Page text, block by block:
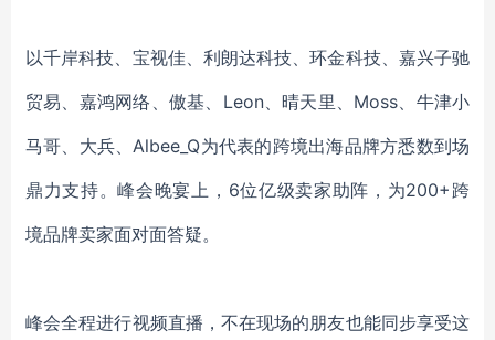
以千岸科技、宝视佳、利朗达科技、环金科技、嘉兴子驰
贸易、嘉鸿网络、傲基、Leon、晴天里、Moss、牛津小
马哥、大兵、Albee_Q为代表的跨境出海品牌方悉数到场
鼎力支持。峰会晚宴上，6位亿级卖家助阵，为200+跨
境品牌卖家面对面答疑。
峰会全程进行视频直播，不在现场的朋友也能同步享受这